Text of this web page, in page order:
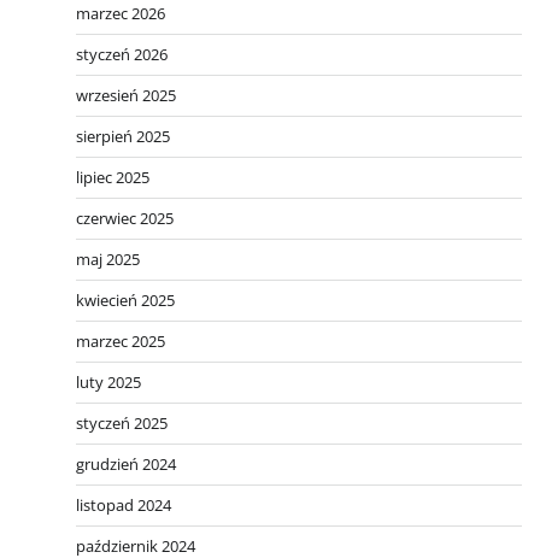
marzec 2026
styczeń 2026
wrzesień 2025
sierpień 2025
lipiec 2025
czerwiec 2025
maj 2025
kwiecień 2025
marzec 2025
luty 2025
styczeń 2025
grudzień 2024
listopad 2024
październik 2024